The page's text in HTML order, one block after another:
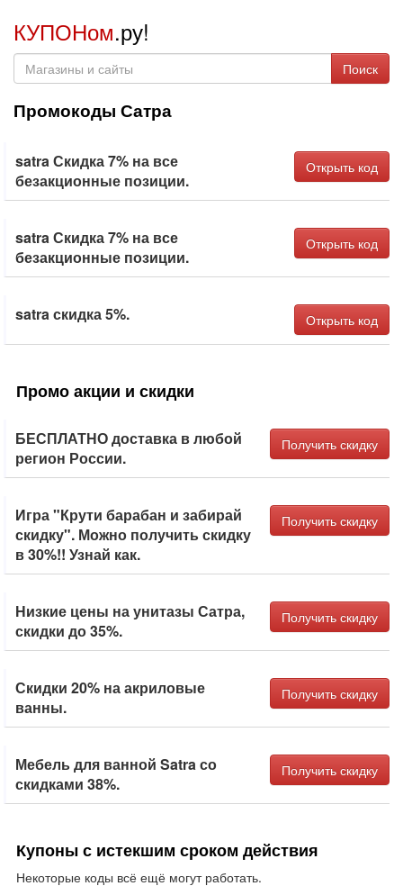
КУПОНом.ру!
Поиск
Промокоды Сатра
satra Скидка 7% на все
безакционные позиции.
Открыть код
satra Скидка 7% на все
безакционные позиции.
Открыть код
satra скидка 5%. Открыть код
Промо акции и скидки
БЕСПЛАТНО доставка в любой
регион России.
Получить скидку
Игра "Крути барабан и забирай
скидку". Можно получить скидку
в 30%!! Узнай как.
Получить скидку
Низкие цены на унитазы Сатра,
скидки до 35%.
Получить скидку
Скидки 20% на акриловые
ванны.
Получить скидку
Мебель для ванной Satra со
скидками 38%.
Получить скидку
Купоны с истекшим сроком действия
Некоторые коды всё ещё могут работать.